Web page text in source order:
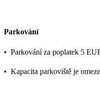
Parkování
• Parkování za poplatek 5
• Kapacita parkoviště je